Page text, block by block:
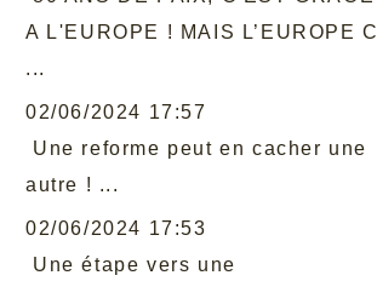
A L'EUROPE ! MAIS L’EUROPE C
...
02/06/2024 17:57
Une reforme peut en cacher une
autre ! ...
02/06/2024 17:53
Une étape vers une